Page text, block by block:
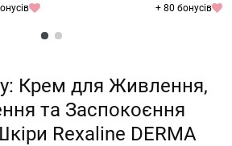
+ 80 бонусів
Крем для Живлення,
та Заспокоєння
Rexaline DERMA